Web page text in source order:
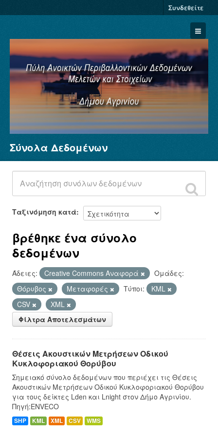
Συνδεθείτε
Σύνολα Δεδομένων
Φορείς
Ομάδες
Σχετικά
Σύνολα Δεδομένων
Ταξινόμηση κατά
βρέθηκε ένα σύνολο
δεδομένων
Άδειες: Creative Commons Αναφορά
Ομάδες:
Θόρυβος
Μεταφορές Τύποι:
KML
CSV
XML
Φίλτρα Αποτελεσμάτων
Θέσεις Ακουστικών Μετρήσεων Οδικού
Κυκλοφοριακού Θορύβου
Σημειακό σύνολο δεδομένων που περιέχει τις Θέσεις
Ακουστικών Μετρήσεων Οδικού Κυκλοφοριακού Θορύβου
για τους δείκτες Lden και Lnight στον Δήμο Αγρινίου.
Πηγή:ENVECO
SHP KML XML CSV WMS